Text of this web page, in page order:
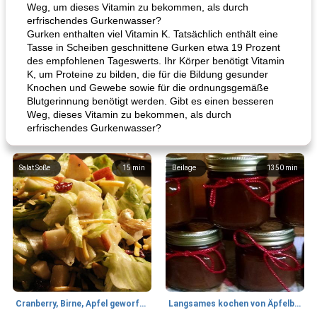
Weg, um dieses Vitamin zu bekommen, als durch
erfrischendes Gurkenwasser?
Gurken enthalten viel Vitamin K. Tatsächlich enthält eine
Tasse in Scheiben geschnittene Gurken etwa 19 Prozent
des empfohlenen Tageswerts. Ihr Körper benötigt Vitamin
K, um Proteine ​​zu bilden, die für die Bildung gesunder
Knochen und Gewebe sowie für die ordnungsgemäße
Blutgerinnung benötigt werden. Gibt es einen besseren
Weg, dieses Vitamin zu bekommen, als durch
erfrischendes Gurkenwasser?
15min
Salat Soße
Cranberry, Birne, Apfel geworfener Salat
1350 min
Beilage
Langsames kochen von Äpfelbutter